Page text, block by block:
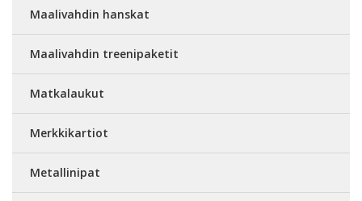
Maalivahdin hanskat
Maalivahdin treenipaketit
Matkalaukut
Merkkikartiot
Metallinipat